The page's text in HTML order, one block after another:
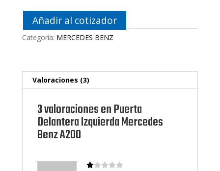
lo
co
n
en
s
Añadir al cotizador
Categoría: MERCEDES BENZ
Valoraciones (3)
3 valoraciones enPuerta
Delantera Izquierda Mercedes
Benz A200